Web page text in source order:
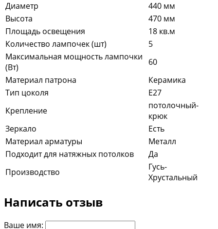
Диаметр
440 мм
Высота
470 мм
Площадь освещения
18 кв.м
Количество лампочек (шт)
5
Максимальная мощность лампочки
(Вт)
60
Материал патрона
Керамика
Тип цоколя
E27
Крепление
потолочный-
крюк
Зеркало
Есть
Материал арматуры
Металл
Подходит для натяжных потолков
Да
Производство
Гусь-
Хрустальный
Написать отзыв
Ваше имя: